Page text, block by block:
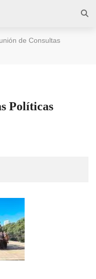
de Consultas
Políticas